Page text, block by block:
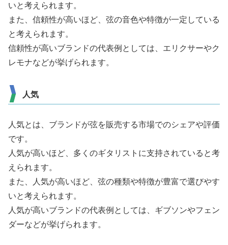
いと考えられます。
また、信頼性が高いほど、弦の音色や特徴が一定している
と考えられます。
信頼性が高いブランドの代表例としては、エリクサーやク
レモナなどが挙げられます。
人気
人気とは、ブランドが弦を販売する市場でのシェアや評価
です。
人気が高いほど、多くのギタリストに支持されていると考
えられます。
また、人気が高いほど、弦の種類や特徴が豊富で選びやす
いと考えられます。
人気が高いブランドの代表例としては、ギブソンやフェン
ダーなどが挙げられます。